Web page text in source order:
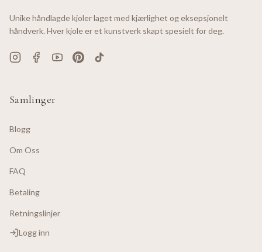
Unike håndlagde kjoler laget med kjærlighet og eksepsjonelt
håndverk. Hver kjole er et kunstverk skapt spesielt for deg.
Samlinger
Blogg
Om Oss
FAQ
Betaling
Retningslinjer
Logg inn